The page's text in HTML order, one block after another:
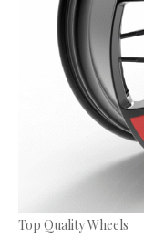
Top Quality Wheels